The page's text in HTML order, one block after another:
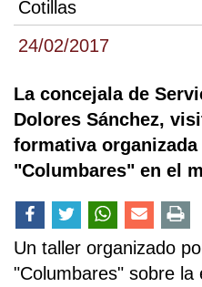
24/02/2017
Cotillas
La concejala de
Dolores Sánchez,
formativa
"Columbares" en el
Un taller organizado
"Columbares" sobre la